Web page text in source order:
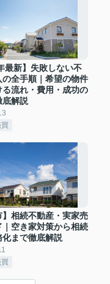
最新】失敗しない不
の全手順｜希望の物件
る流れ・費用・成功の
底解説
】相続不動産・実家売
｜空き家対策から相続
化まで徹底解説